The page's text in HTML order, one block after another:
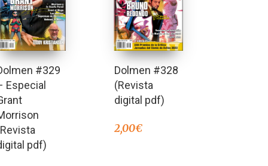
#329
Especial
pdf)
Dolmen #328
(Revista
digital pdf)
2,00€